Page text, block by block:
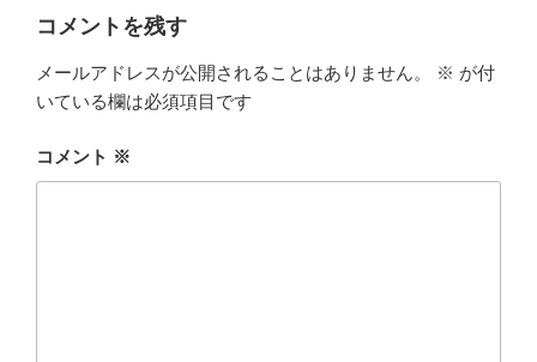
コメントを残す
メールアドレスが公開されることはありません。 ※ が付
いている欄は必須項目です
コメント ※